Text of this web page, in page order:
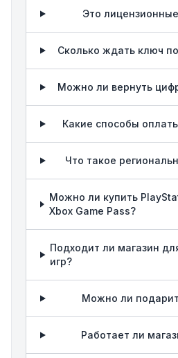
Это
Сколько ждать ключ
Можно ли вернуть
Какие способы
Что такое
Можно ли купить
Xbox Game Pass?
Подходит ли магазин
игр?
Можно ли
Работает ли